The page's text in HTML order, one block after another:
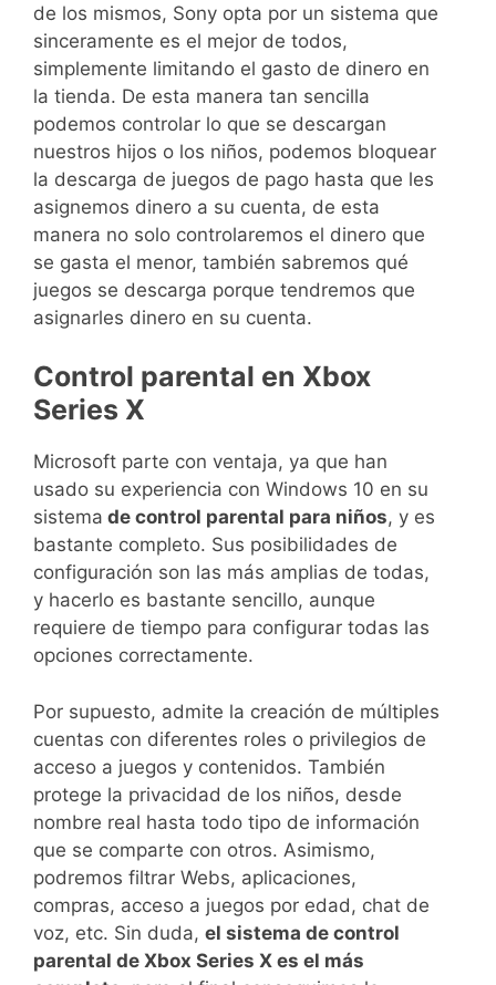
de los mismos, Sony opta por un sistema que
sinceramente es el mejor de todos,
simplemente limitando el gasto de dinero en
la tienda. De esta manera tan sencilla
podemos controlar lo que se descargan
nuestros hijos o los niños, podemos bloquear
la descarga de juegos de pago hasta que les
asignemos dinero a su cuenta, de esta
manera no solo controlaremos el dinero que
se gasta el menor, también sabremos qué
juegos se descarga porque tendremos que
asignarles dinero en su cuenta.
Control parental en Xbox
Series X
Microsoft parte con ventaja, ya que han
usado su experiencia con Windows 10 en su
sistema de control parental para niños, y es
bastante completo. Sus posibilidades de
configuración son las más amplias de todas,
y hacerlo es bastante sencillo, aunque
requiere de tiempo para configurar todas las
opciones correctamente.
Por supuesto, admite la creación de múltiples
cuentas con diferentes roles o privilegios de
acceso a juegos y contenidos. También
protege la privacidad de los niños, desde
nombre real hasta todo tipo de información
que se comparte con otros. Asimismo,
podremos filtrar Webs, aplicaciones,
compras, acceso a juegos por edad, chat de
voz, etc. Sin duda, el sistema de control
parental de Xbox Series X es el más